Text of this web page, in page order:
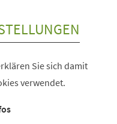
Sie sich damit
verwendet.